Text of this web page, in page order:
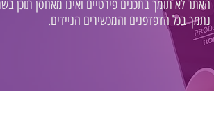
.האתר לא תומך בתכנים פירטיים ואינו מאחסן תוכן
.נתמך בכל הדפדפנים והמכשירים הניידים